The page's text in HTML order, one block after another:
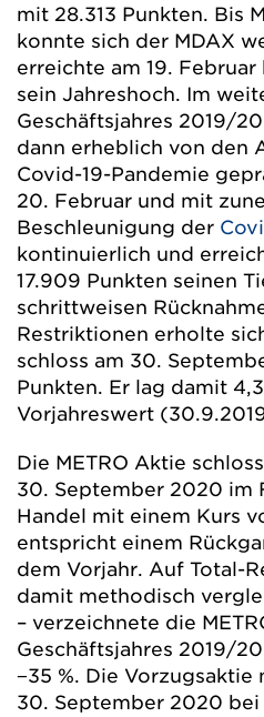
mit 28.313 Punkten. Bis
konnte sich der MDAX
erreichte am 19.
sein Jahreshoch. Im
Geschäftsjahres 2019/
dann erheblich von den
Covid-19-Pandemie
20. Februar und mit
Beschleunigung der
kontinuierlich und
17.909 Punkten seinen
schrittweisen
Restriktionen erholte
schloss am 30.
Punkten. Er lag damit
Vorjahreswert
Die METRO Aktie
30. September 2020 im
Handel mit einem Kurs
entspricht einem
dem Vorjahr. Auf Total-
damit methodisch
– verzeichnete die
Geschäftsjahres 2019/
−35 %. Die Vorzugsaktie
30. September 2020